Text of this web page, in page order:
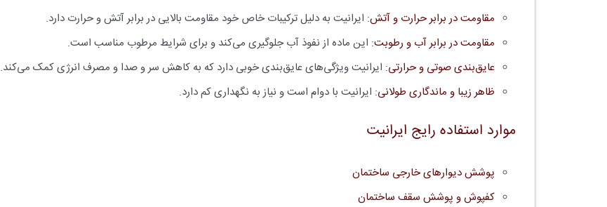
مقاومت در برابر حرارت و آتش: ایرانیت به دلیل ترکیبات خاص خود مقاومت بالایی در برابر آتش و حرارت دارد.
مقاومت در برابر آب و رطوبت: این ماده از نفوذ آب جلوگیری می‌کند و برای شرایط مرطوب مناسب است.
عایق‌بندی صوتی و حرارتی: ایرانیت ویژگی‌های عایق‌بندی خوبی دارد که به کاهش سر و صدا و مصرف انرژی کمک می‌کند.
ظاهر زیبا و ماندگاری طولانی: ایرانیت با دوام است و نیاز به نگهداری کم دارد.
موارد استفاده رایج ایرانیت
پوشش دیوارهای خارجی ساختمان
کفپوش و پوشش سقف ساختمان